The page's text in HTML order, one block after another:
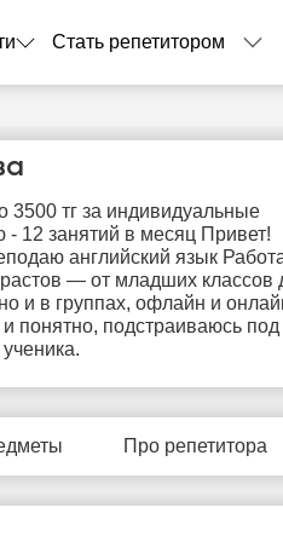
Стать репетитором
тг за индивидуальные
- 12 занятий в месяц Привет!
английский язык
— от младших классов
и в группах, офлайн и
понятно, подстраиваюсь под
Про репетитора
вс
пн
Нет
свободных
Нет